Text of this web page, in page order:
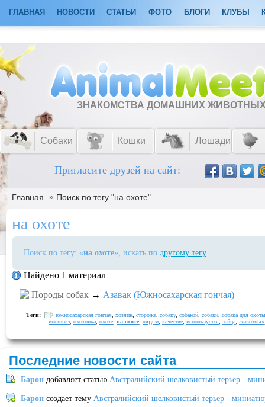
ГЛАВНАЯ НОВОСТИ СТАТЬИ ФОТО БЛОГИ КЛУБЫ
ЗНАКОМСТВА ДОМАШНИХ
Собаки Кошки Лошади
Пригласите друзей на сайт:
Главная » Поиск по тегу "на охоте"
на охоте
Поиск по тегу: «на охоте», искать по другому тегу
Найдено 1 материал
Породы собак → Азавак (Южносахарская гончая)
Теги: южносахарская гончая хозяин сторожа собаку, собакой собаки собака для охоты
инстинкт, охотника охоте на охоте людям качестве используется зайца животных
Последние новости сайта
Барон добавляет статью Австралийский шелковистый терьер -
Барон создает тему Австралийский шелковистый терьер -